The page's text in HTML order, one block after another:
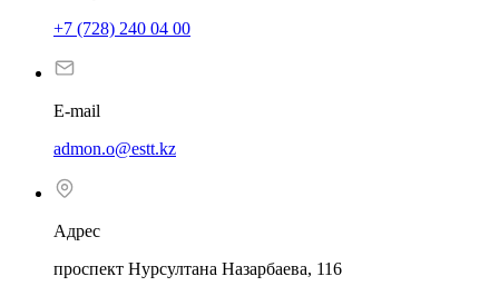
+7 (728) 240 04 00
E-mail
admon.o@estt.kz
Адрес
проспект Нурсултана Назарбаева, 116